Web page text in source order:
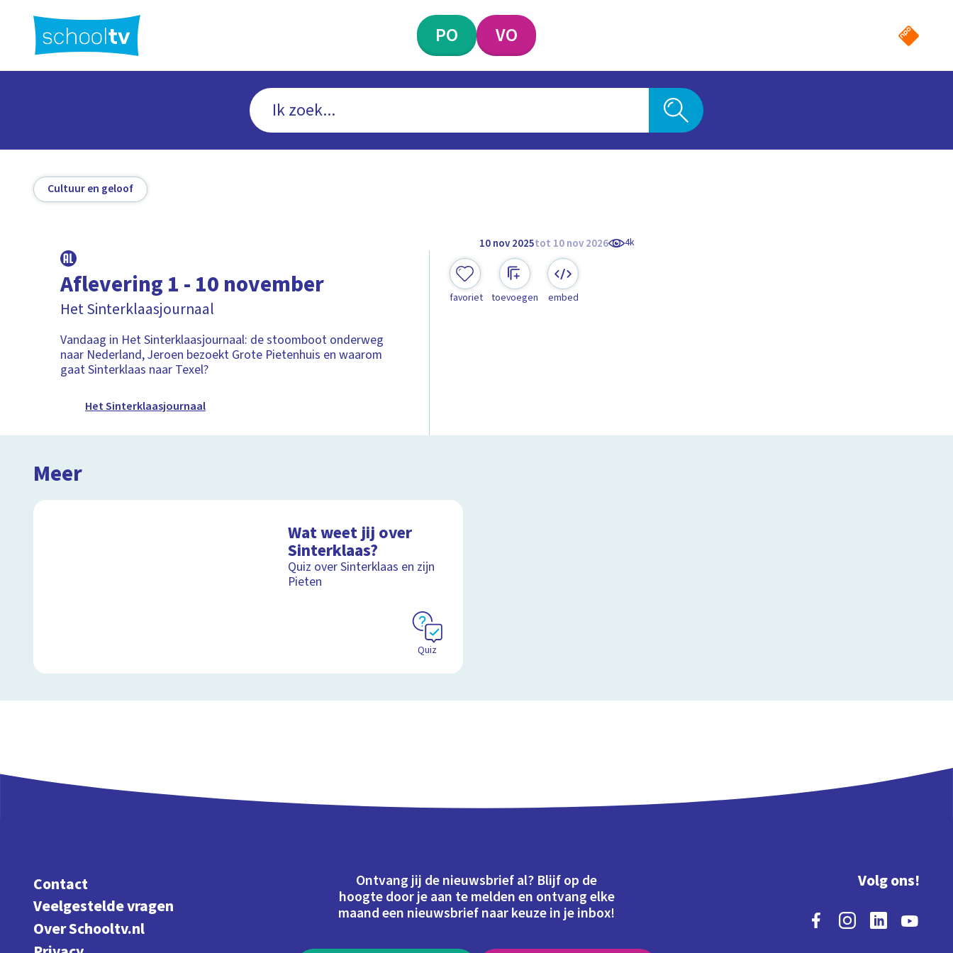
hoofdinhoud
PO VO
Cultuur en geloof
10 nov 2025tot 10 nov 2026 4k
Aflevering 1 - 10 november
Het Sinterklaasjournaal
Vandaag in Het Sinterklaasjournaal: de stoomboot onderweg
naar Nederland, Jeroen bezoekt Grote Pietenhuis en waarom
gaat Sinterklaas naar Texel?
Het Sinterklaasjournaal
favoriet toevoegen embed
Meer
Wat weet jij over
Sinterklaas?
Quiz over Sinterklaas en zijn
Pieten
Quiz
Contact
Veelgestelde vragen
Over Schooltv.nl
Ontvang jij de nieuwsbrief al? Blijf op de
hoogte door je aan te melden en ontvang elke
maand een nieuwsbrief naar keuze in je inbox!
Volg ons!